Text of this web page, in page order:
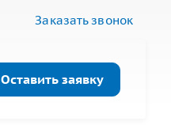
Заказать звонок
Оставить заявку